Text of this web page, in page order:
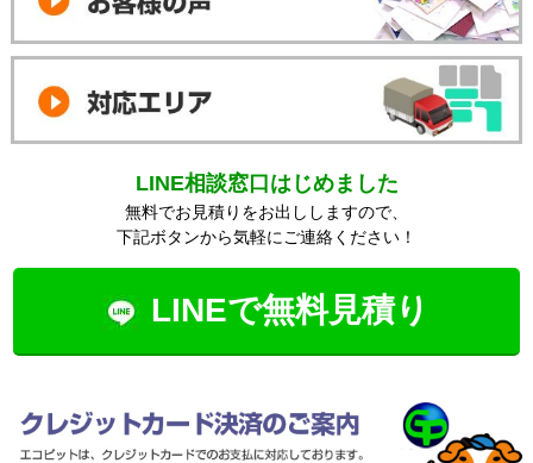
LINE相談窓口はじめました
無料でお見積りをお出ししますので、
下記ボタンから気軽にご連絡ください！
LINEで無料見積り